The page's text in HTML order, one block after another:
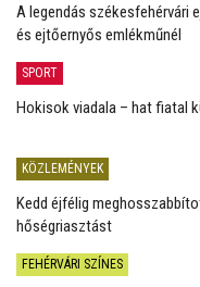
A legendás székesfehérvári
és ejtőernyős emlékműnél
SPORT
Hokisok viadala – hat fiatal
KÖZLEMÉNYEK
Kedd éjfélig
hőségriasztást
FEHÉRVÁRI SZÍNES